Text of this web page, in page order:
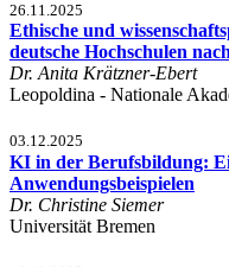
26.11.2025
Ethische und
deutsche Hochschulen
Dr. Anita Krätzner-Ebert
Leopoldina - Nationale
03.12.2025
KI in der Berufsbildung:
Anwendungsbeispielen
Dr. Christine Siemer
Universität Bremen